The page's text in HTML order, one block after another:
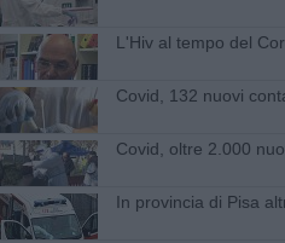
L'Hiv al tempo del
Covid, 132 nuovi
Covid, oltre 2.000
In provincia di Pisa